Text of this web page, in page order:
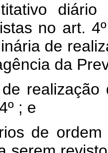
diário
no art.
de
da
realização
; e
de